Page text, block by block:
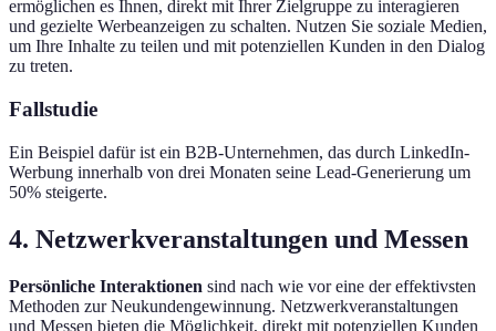
ermöglichen es Ihnen, direkt mit Ihrer Zielgruppe zu interagieren
und gezielte Werbeanzeigen zu schalten. Nutzen Sie soziale Medien,
um Ihre Inhalte zu teilen und mit potenziellen Kunden in den Dialog
zu treten.
Fallstudie
Ein Beispiel dafür ist ein B2B-Unternehmen, das durch LinkedIn-
Werbung innerhalb von drei Monaten seine Lead-Generierung um
50% steigerte.
4. Netzwerkveranstaltungen und Messen
Persönliche Interaktionen sind nach wie vor eine der effektivsten
Methoden zur Neukundengewinnung. Netzwerkveranstaltungen
und Messen bieten die Möglichkeit, direkt mit potenziellen Kunden